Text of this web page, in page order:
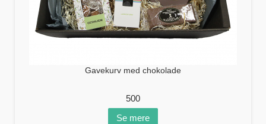
Gavekurv med chokolade
500
Se mere